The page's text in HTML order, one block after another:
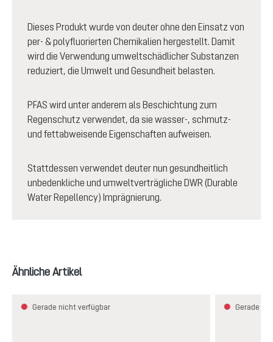
Dieses Produkt wurde von deuter ohne den Einsatz von
per- & polyfluorierten Chemikalien hergestellt. Damit
wird die Verwendung umweltschädlicher Substanzen
reduziert, die Umwelt und Gesundheit belasten.
PFAS wird unter anderem als Beschichtung zum
Regenschutz verwendet, da sie wasser-, schmutz-
und fettabweisende Eigenschaften aufweisen.
Stattdessen verwendet deuter nun gesundheitlich
unbedenkliche und umweltverträgliche DWR (Durable
Water Repellency) Imprägnierung.
Produktgalerie überspringen
Ähnliche Artikel
Gerade nicht verfügbar Gerade